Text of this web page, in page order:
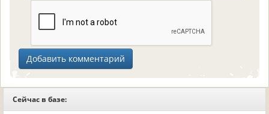
Сейчас в базе: